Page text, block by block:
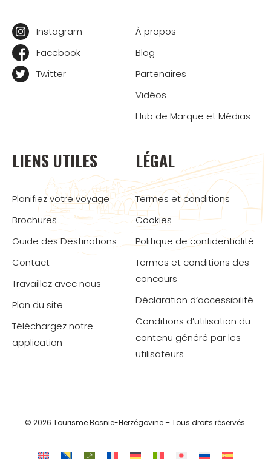
Instagram
Facebook
Twitter
À propos
Blog
Partenaires
Vidéos
Hub de Marque et Médias
LIENS UTILES
Planifiez votre voyage
Brochures
Guide des Destinations
Contact
Travaillez avec nous
Plan du site
Téléchargez notre
application
LÉGAL
Termes et conditions
Cookies
Politique de confidentialité
Termes et conditions des
concours
Déclaration d’accessibilité
Conditions d’utilisation du
contenu généré par les
utilisateurs
© 2026 Tourisme Bosnie-Herzégovine – Tous droits réservés.